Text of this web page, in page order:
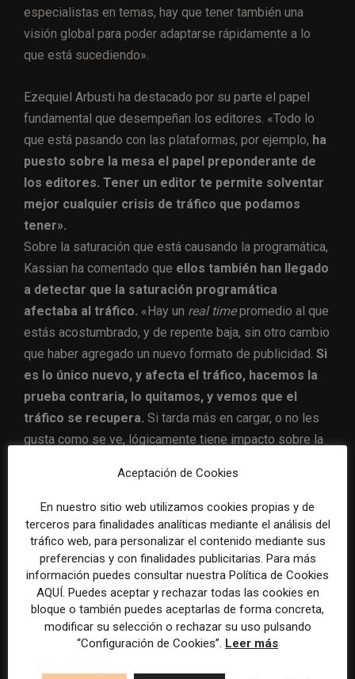
especialistas en temas, hay que tener también una
visión global para poder adaptarse rápidamente a lo
que está sucediendo».
Ezequiel Arbusti ha destacado por su parte el papel
fundamental que desempeñan los editores. «Todo lo
que está pasando con las plataformas, por ejemplo, ha
puesto sobre la mesa el papel preponderante de
los editores. Tener un editor te permite solventar
mejor cualquier crisis de tráfico que podamos
tener».
Sobre la saturación que está causando la programática,
Kassian ha comentado que ellos también han llegado
a detectar que la saturación programática
afectaba al tráfico. «Hay un real timepromedio al que
estás acostumbrado, y de repente baja, sin otro cambio
que haber agregado un nuevo formato de publicidad. Si
es lo único nuevo, y afecta el tráfico, hacemos la
prueba contraria, lo quitamos, y vemos que el
tráfico se recupera. Si tarda más en cargar, o no les
gusta como se ve, lógicamente tiene impacto sobre la
Finalmente, con respecto al
que es evidente que se trata de una opción de
monetización que irá creciendo en la industria de los
medios,«pero en nuestro caso somos un medio
nuevo, que tenemos que darnos a conocer, y aún
no es el momento, aunque llegará.Actualmente
consideramos que no estamos en la situación idónea
para plantear unpaywall. Y la verdad es que tampoco
tenemos esa necesidad, porque nos ha ido bastante
bien con la parte programática».
Aceptación de Cookies
En nuestro sitio web utilizamos cookies propias y de
terceros para finalidades analíticas mediante el análisis del
tráfico web, para personalizar el contenido mediante sus
preferencias y con finalidades publicitarias. Para más
información puedes consultar nuestra Política de Cookies
AQUÍ. Puedes aceptar y rechazar todas las cookies en
bloque o también puedes aceptarlas de forma concreta,
modificar su selección o rechazar su uso pulsando
“Configuración de Cookies”. Leer más